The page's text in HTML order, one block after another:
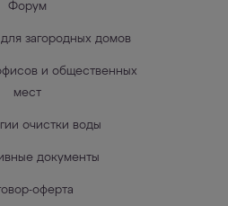
Форум
загородных домов
и общественных
мест
очистки воды
документы
оферта